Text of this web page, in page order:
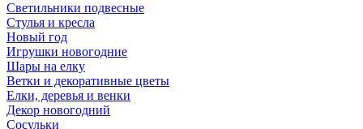
Светильники подвесные
Стулья и кресла
Новый год
Игрушки новогодние
Шары на елку
Ветки и декоративные цветы
Елки, деревья и венки
Декор новогодний
Сосульки